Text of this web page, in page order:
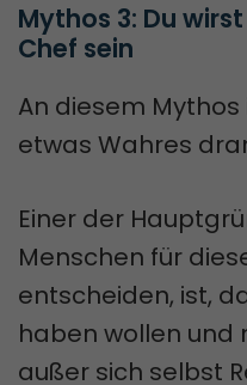
Mythos 3: Du
Chef sein
An diesem
etwas Wahres
Einer der
Menschen für
entscheiden, ist,
haben wollen und
außer sich selbst